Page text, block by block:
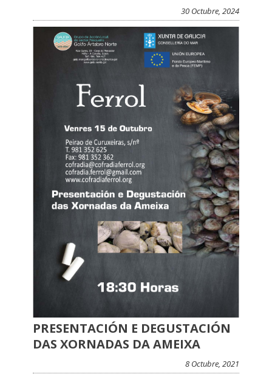
30 Octubre, 2024
PRESENTACIÓN E DEGUSTACIÓN
DAS XORNADAS DA AMEIXA
8 Octubre, 2021